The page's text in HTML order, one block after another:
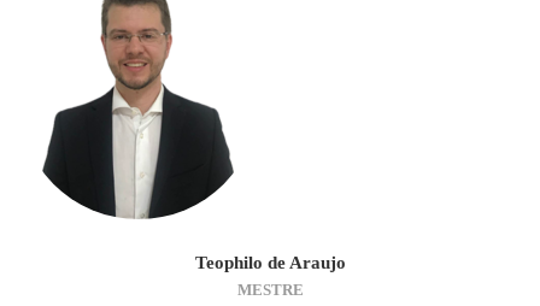
Teophilo de Araujo
MESTRE